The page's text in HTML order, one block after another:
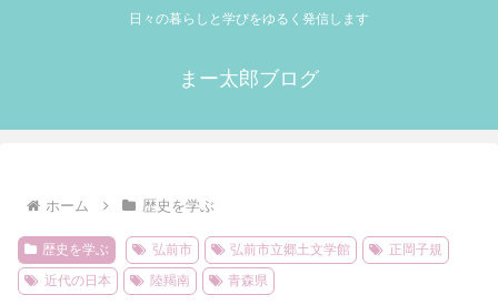
日々の暮らしと学びをゆるく発信します
まー太郎ブログ
ホーム 歴史を学ぶ
歴史を学ぶ 弘前市 弘前市立郷土文学館
正岡子規
近代の日本
陸羯南 青森県